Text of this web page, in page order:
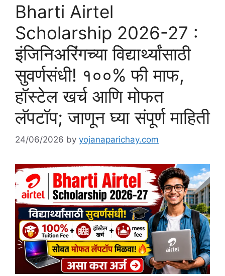
Bharti Airtel
Scholarship 2026-27 :
इंजिनिअरिंगच्या विद्यार्थ्यांसाठी
सुवर्णसंधी! १००% फी माफ,
हॉस्टेल खर्च आणि मोफत
लॅपटॉप; जाणून घ्या संपूर्ण माहिती
24/06/2026 by yojanaparichay.com